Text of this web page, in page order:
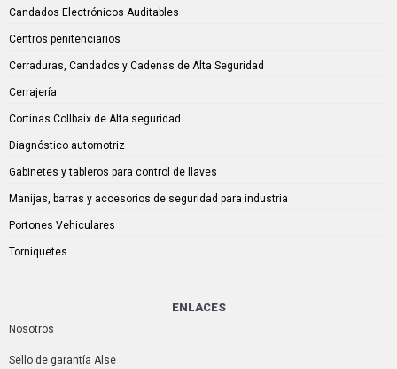
Candados Electrónicos Auditables
Centros penitenciarios
Cerraduras, Candados y Cadenas de Alta Seguridad
Cerrajería
Cortinas Collbaix de Alta seguridad
Diagnóstico automotriz
Gabinetes y tableros para control de llaves
Manijas, barras y accesorios de seguridad para industria
Portones Vehiculares
Torniquetes
ENLACES
Nosotros
Sello de garantía Alse